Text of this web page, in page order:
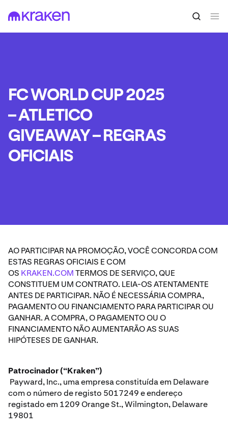
FC WORLD CUP 2025
– ATLETICO
GIVEAWAY – REGRAS
OFICIAIS
AO PARTICIPAR NA PROMOÇÃO, VOCÊ CONCORDA COM
ESTAS REGRAS OFICIAIS E COM
OS KRAKEN.COMTERMOS DE SERVIÇO, QUE
CONSTITUEM UM CONTRATO. LEIA-OS ATENTAMENTE
ANTES DE PARTICIPAR. NÃO É NECESSÁRIA COMPRA,
PAGAMENTO OU FINANCIAMENTO PARA PARTICIPAR OU
GANHAR. A COMPRA, O PAGAMENTO OU O
FINANCIAMENTO NÃO AUMENTARÃO AS SUAS
HIPÓTESES DE GANHAR.
Patrocinador (“Kraken”)
Payward, Inc., uma empresa constituída em Delaware
com o número de registo 5017249 e endereço
registado em 1209 Orange St., Wilmington, Delaware
19801